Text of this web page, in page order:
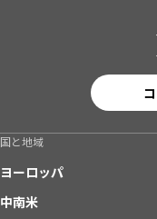
国と地域
ヨーロッパ
中南米